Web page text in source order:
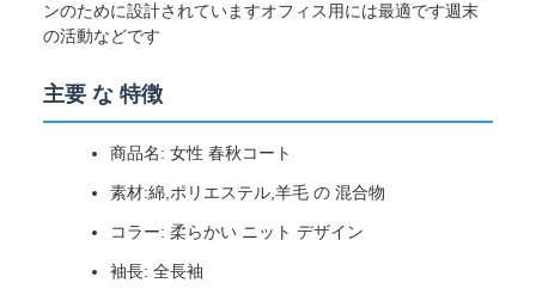
ンのために設計されていますオフィス用には最適です週末
の活動などです
主要 な 特徴
商品名: 女性 春秋コート
素材:綿,ポリエステル,羊毛 の 混合物
コラー: 柔らかい ニット デザイン
袖長: 全長袖